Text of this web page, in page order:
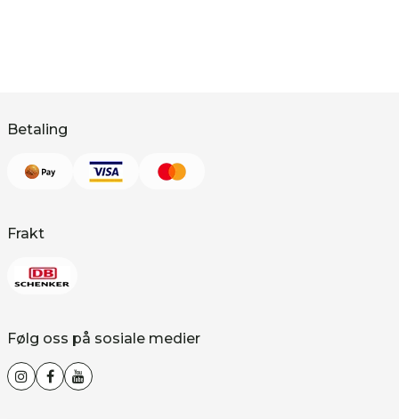
Betaling
Frakt
Følg oss på sosiale medier